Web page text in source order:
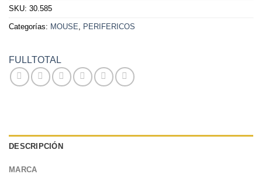
SKU: 30.585
Categorías: MOUSE PERIFERICOS
FULLTOTAL
DESCRIPCIÓN
MARCA